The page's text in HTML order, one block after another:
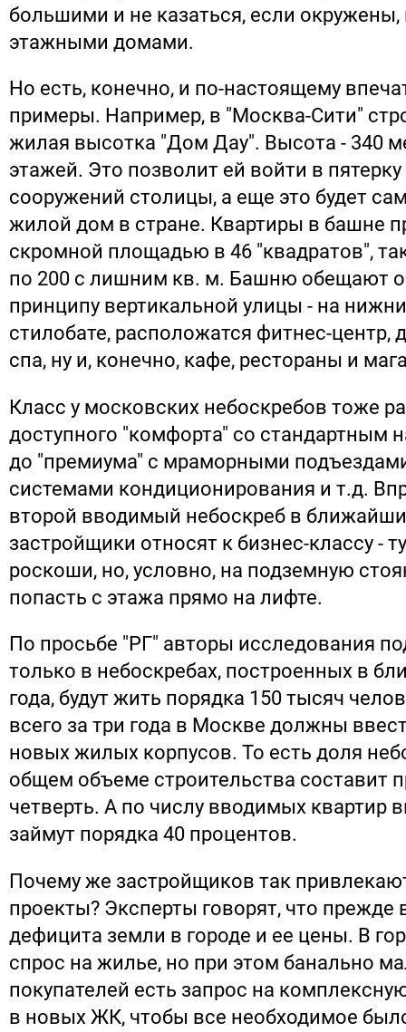
большими и не казаться, если окружены,
этажными домами.
Но есть, конечно, и по-настоящему
примеры. Например, в "Москва-Сити"
жилая высотка "Дом Дау". Высота - 340
этажей. Это позволит ей войти в
сооружений столицы, а еще это будет
жилой дом в стране. Квартиры в башне
скромной площадью в 46 "квадратов",
по 200 с лишним кв. м. Башню обещают
принципу вертикальной улицы - на
стилобате, расположатся фитнес-центр,
спа, ну и, конечно, кафе, рестораны и
Класс у московских небоскребов тоже
доступного "комфорта" со стандартным
до "премиума" с мраморными
системами кондиционирования и т.д.
второй вводимый небоскреб в
застройщики относят к бизнес-классу -
роскоши, но, условно, на подземную
попасть с этажа прямо на лифте.
По просьбе "РГ" авторы исследования
только в небоскребах, построенных в
года, будут жить порядка 150 тысяч
всего за три года в Москве должны
новых жилых корпусов. То есть доля
общем объеме строительства составит
четверть. А по числу вводимых квартир
займут порядка 40 процентов.
Почему же застройщиков так
проекты? Эксперты говорят, что прежде
дефицита земли в городе и ее цены. В
спрос на жилье, но при этом банально
покупателей есть запрос на
в новых ЖК, чтобы все необходимое